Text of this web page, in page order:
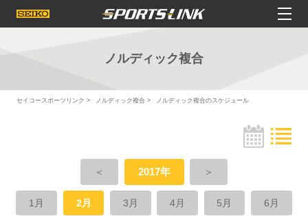
ノルディック複合
セイコースポーツリンク ノルディック複合 ノルディック複合のスケジュール
＜ 2017年 ＞
1月 2月 3月 4月 5月 6月